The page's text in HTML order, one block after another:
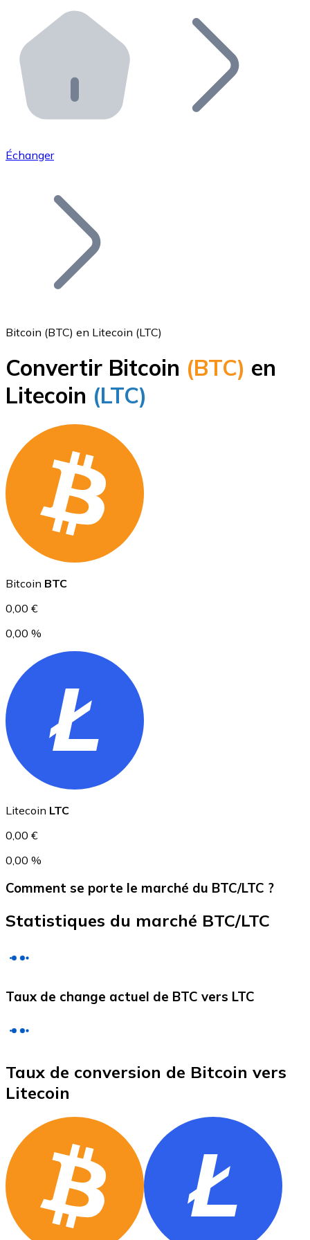
Distributeurs automatiques Bitnovo
Intégrez un ATM Bitnovo dans votre entreprise et
API Bitnovo
Intégrez notre API dans votre écosystème.
Rejoignez notre réseau de distributeurs et
Ajoutez le token de votre projet à notre service
Bitcoin
BTC
Ethereum
ETH
USD Coin
USDC
XRP
Échanger
Bitcoin (BTC) en Litecoin (LTC)
Convertir Bitcoin (BTC) en
Litecoin (LTC)
Bitcoin BTC
0,00 €
0,00 %
Litecoin LTC
0,00 €
0,00 %
Comment se porte le marché du BTC/LTC ?
Statistiques du marché BTC/LTC
Taux de change actuel de BTC vers LTC
Taux de conversion de Bitcoin vers
Litecoin